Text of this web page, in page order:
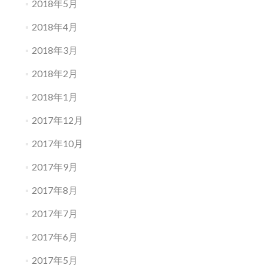
2018年5月
2018年4月
2018年3月
2018年2月
2018年1月
2017年12月
2017年10月
2017年9月
2017年8月
2017年7月
2017年6月
2017年5月